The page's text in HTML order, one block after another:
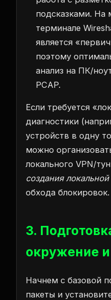
подсказками. На
терминале
является
поэтому
анализ на ПК/
PCAP.
Если требуется
диагностики
устройств в одну
можно
локального VPN/
создания локальной
обхода блокировок.
3.
окружение
Начнем с базовой
пакеты и